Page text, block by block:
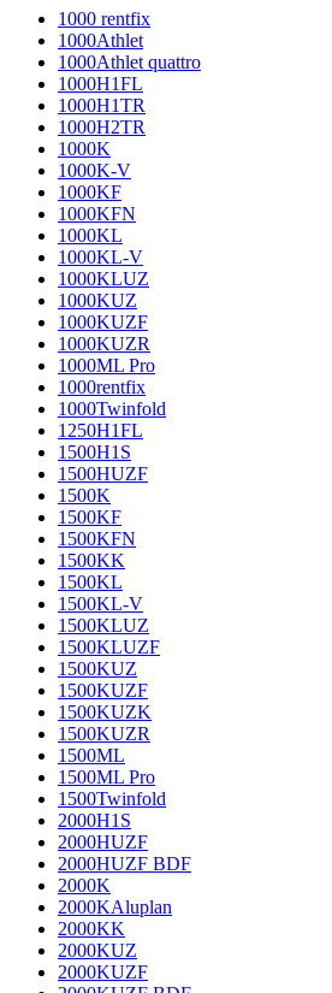
1000 rentfix
1000Athlet
1000Athlet quattro
1000H1FL
1000H1TR
1000H2TR
1000K
1000K-V
1000KF
1000KFN
1000KL
1000KL-V
1000KLUZ
1000KUZ
1000KUZF
1000KUZR
1000ML Pro
1000rentfix
1000Twinfold
1250H1FL
1500H1S
1500HUZF
1500K
1500KF
1500KFN
1500KK
1500KL
1500KL-V
1500KLUZ
1500KLUZF
1500KUZ
1500KUZF
1500KUZK
1500KUZR
1500ML
1500ML Pro
1500Twinfold
2000H1S
2000HUZF
2000HUZF BDF
2000K
2000KAluplan
2000KK
2000KUZ
2000KUZF